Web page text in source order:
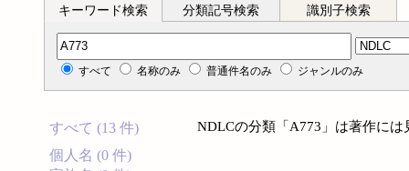
キーワード検索 分類記号検索 識別子検索
分類記号検索
すべて 名称のみ 普通件名のみ ジャンルのみ
すべて (13 件)
個人名 (0 件)
NDLCの分類「A773」は著作に